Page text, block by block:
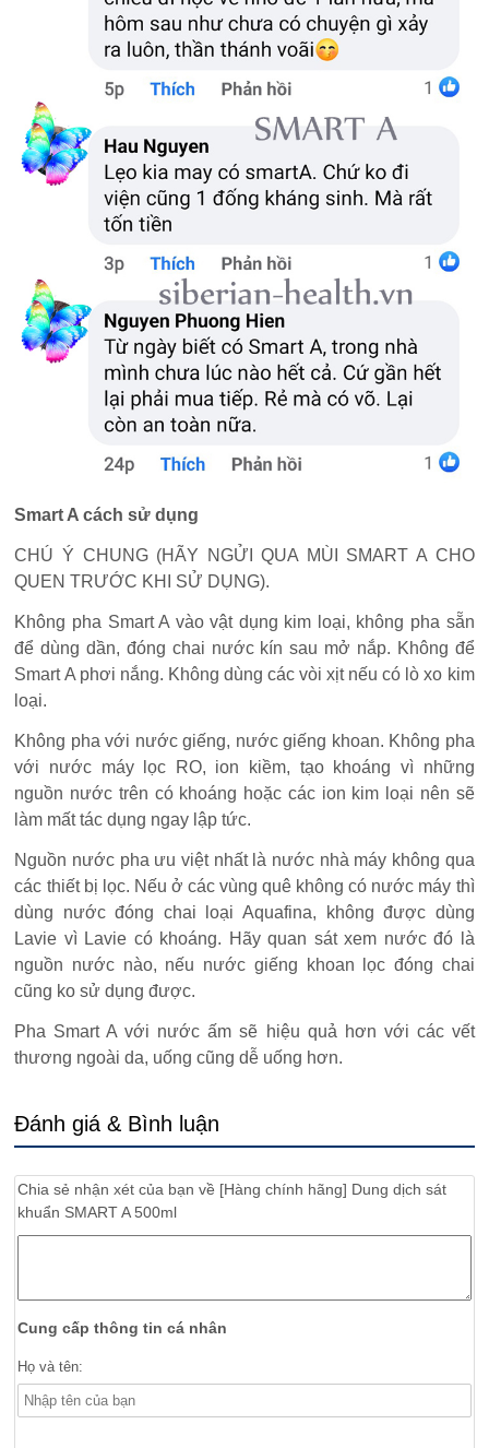
Smart A cách sử dụng
CHÚ Ý CHUNG (HÃY NGỬI QUA MÙI SMART A CHO
QUEN TRƯỚC KHI SỬ DỤNG).
Không pha Smart A vào vật dụng kim loại, không pha sẵn
để dùng dần, đóng chai nước kín sau mở nắp. Không để
Smart A phơi nắng. Không dùng các vòi xịt nếu có lò xo kim
loại.
Không pha với nước giếng, nước giếng khoan. Không pha
với nước máy lọc RO, ion kiềm, tạo khoáng vì những
nguồn nước trên có khoáng hoặc các ion kim loại nên sẽ
làm mất tác dụng ngay lập tức.
Nguồn nước pha ưu việt nhất là nước nhà máy không qua
các thiết bị lọc. Nếu ở các vùng quê không có nước máy thì
dùng nước đóng chai loại Aquafina, không được dùng
Lavie vì Lavie có khoáng. Hãy quan sát xem nước đó là
nguồn nước nào, nếu nước giếng khoan lọc đóng chai
cũng ko sử dụng được.
Pha Smart A với nước ấm sẽ hiệu quả hơn với các vết
thương ngoài da, uống cũng dễ uống hơn.
Đánh giá & Bình luận
Chia sẻ nhận xét của bạn về [Hàng chính hãng] Dung dịch sát
khuẩn SMART A 500ml
Cung cấp thông tin cá nhân
Họ và tên: